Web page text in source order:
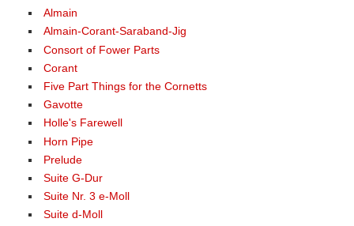
Almain
Almain-Corant-Saraband-Jig
Consort of Fower Parts
Corant
Five Part Things for the Cornetts
Gavotte
Holle's Farewell
Horn Pipe
Prelude
Suite G-Dur
Suite Nr. 3 e-Moll
Suite d-Moll